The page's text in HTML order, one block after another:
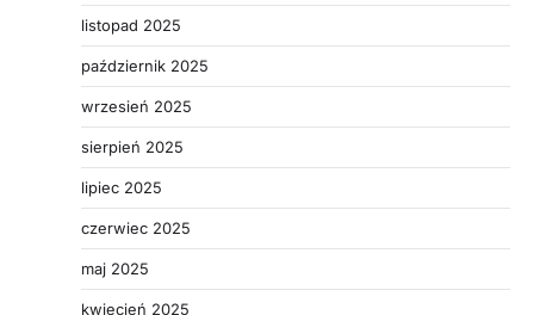
listopad 2025
październik 2025
wrzesień 2025
sierpień 2025
lipiec 2025
czerwiec 2025
maj 2025
kwiecień 2025